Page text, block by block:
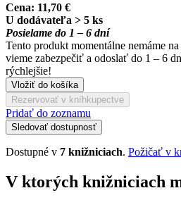
Cena: 11,70 €
U dodávateľa > 5 ks
Posielame do 1 – 6 dní
Tento produkt momentálne nemáme
vieme zabezpečiť a odoslať do 1 – 6
rýchlejšie!
Vložiť do košíka
Rezervovať v kníhkupectve
Pridať do zoznamu
Sledovať dostupnosť
Dostupné v 7 knižniciach. Požičať v
V ktorých knižniciach